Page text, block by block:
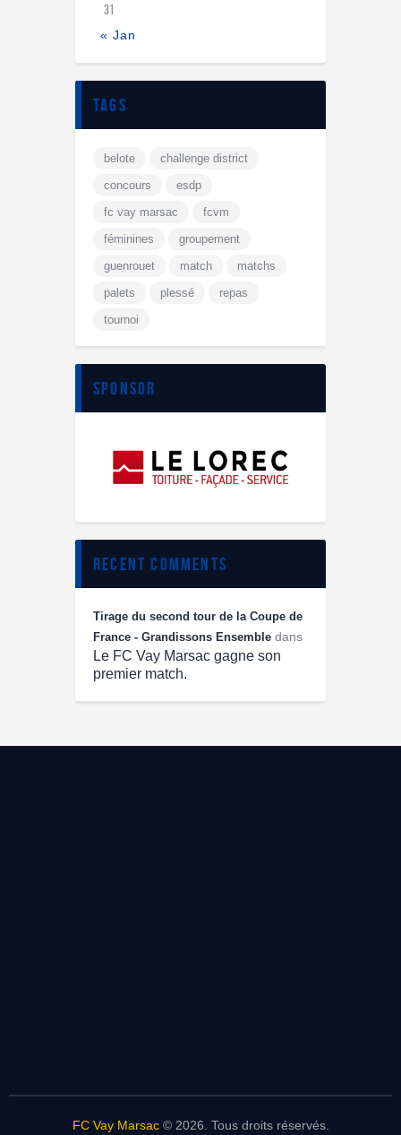
31
« Jan
tags
belote
challenge district
concours
esdp
fc vay marsac
fcvm
féminines
groupement
guenrouet
match
matchs
palets
plessé
repas
tournoi
sponsor
recent comments
Tirage du second tour de la Coupe de
France - Grandissons Ensemble dans
Le FC Vay Marsac gagne son
premier match.
FC Vay Marsac© 2026. Tous droits réservés.